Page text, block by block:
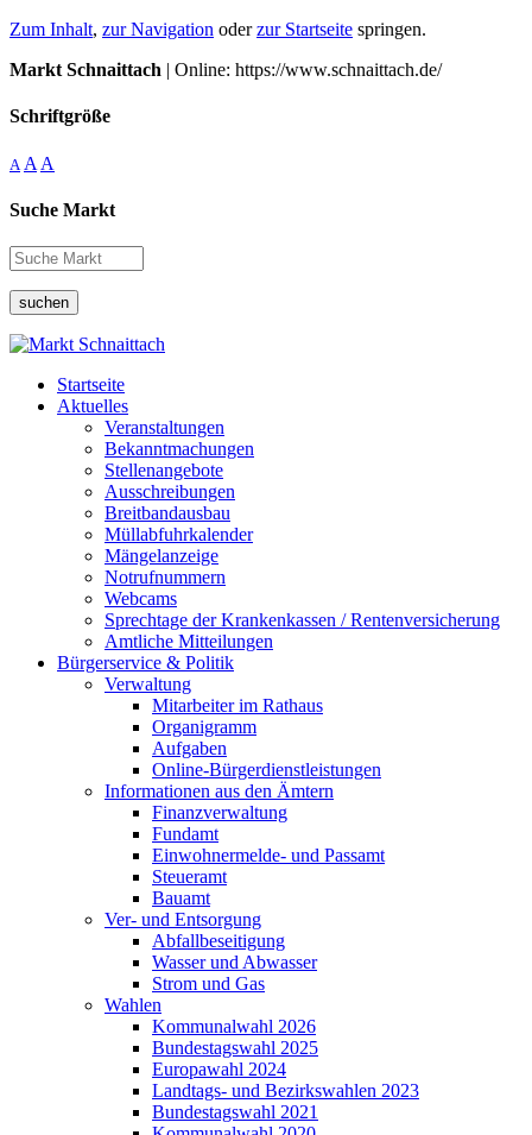
Zum Inhalt, zur Navigation oderzur Startseite springen.
Markt Schnaittach | Online: https://www.schnaittach.de/
Schriftgröße
A A A
Suche Markt
suchen
Startseite
Aktuelles
Veranstaltungen
Bekanntmachungen
Stellenangebote
Ausschreibungen
Breitbandausbau
Müllabfuhrkalender
Mängelanzeige
Notrufnummern
Webcams
Sprechtage der Krankenkassen / Rentenversicherung
Amtliche Mitteilungen
Bürgerservice & Politik
Verwaltung
Mitarbeiter im Rathaus
Organigramm
Aufgaben
Online-Bürgerdienstleistungen
Informationen aus den Ämtern
Finanzverwaltung
Fundamt
Einwohnermelde- und Passamt
Steueramt
Bauamt
Ver- und Entsorgung
Abfallbeseitigung
Wasser und Abwasser
Strom und Gas
Wahlen
Kommunalwahl 2026
Bundestagswahl 2025
Europawahl 2024
Landtags- und Bezirkswahlen 2023
Bundestagswahl 2021